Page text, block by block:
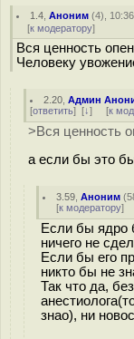
1.4 ,Аноним (4),
[к модератору]
Вся ценность
Человеку
2.20 ,Админ
[ответить] [↓] [к
>Вся ценность
а если бы это
3.59 ,Аноним (
[к модератору]
Если бы ядро
ничего не
Если бы его
никто бы не
Так что да,
знао), ни